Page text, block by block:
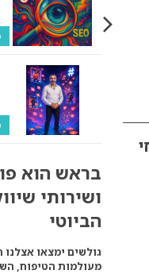
בראש הוא
ושירותי
הביוטי
גולשים ימצאו
מעולמות הטיפוח,